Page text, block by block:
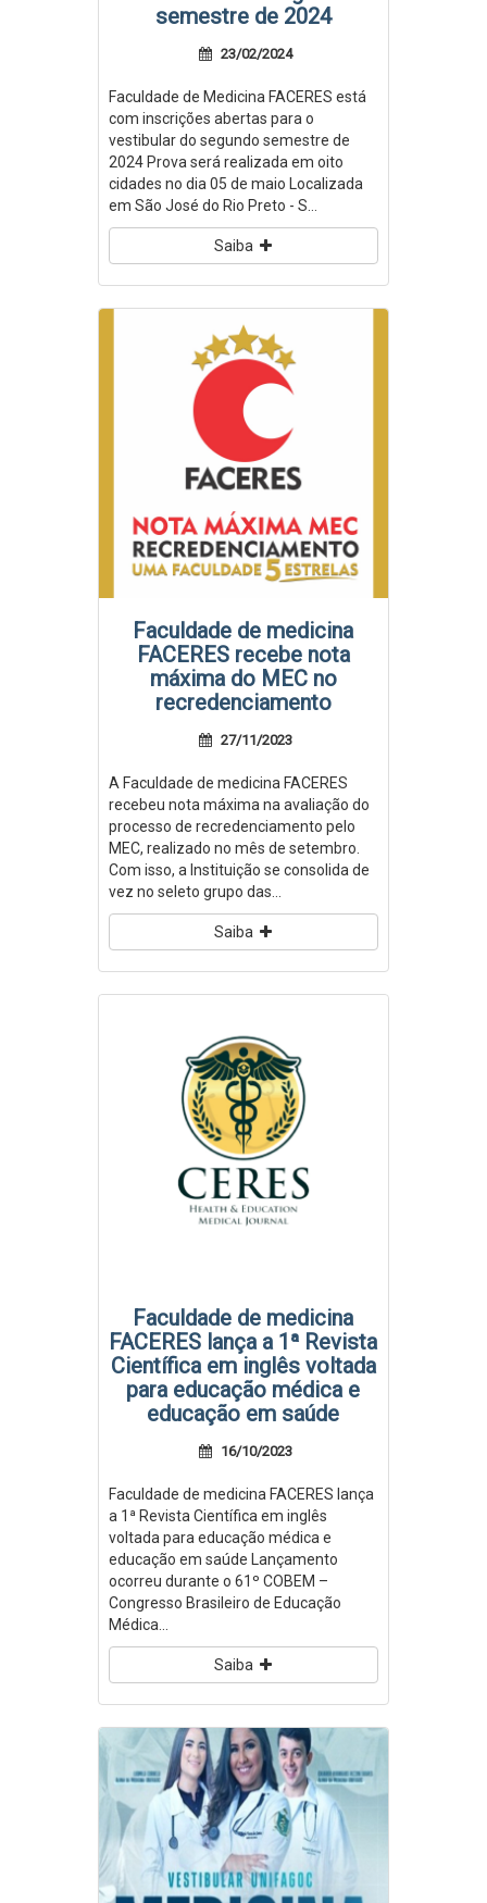
semestre de 2024
23/02/2024
Faculdade de Medicina FACERES está
com inscrições abertas para o
vestibular do segundo semestre de
2024 Prova será realizada em oito
cidades no dia 05 de maio Localizada
em São José do Rio Preto - S...
Saiba
Faculdade de medicina
FACERES recebe nota
máxima do MEC no
recredenciamento
27/11/2023
A Faculdade de medicina FACERES
recebeu nota máxima na avaliação do
processo de recredenciamento pelo
MEC, realizado no mês de setembro.
Com isso, a Instituição se consolida de
vez no seleto grupo das...
Saiba
Faculdade de medicina
FACERES lança a 1ª Revista
Científica em inglês voltada
para educação médica e
educação em saúde
16/10/2023
Faculdade de medicina FACERES lança
a 1ª Revista Científica em inglês
voltada para educação médica e
educação em saúde Lançamento
ocorreu durante o 61º COBEM –
Congresso Brasileiro de Educação
Médica...
Saiba